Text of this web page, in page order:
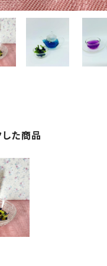
た商品